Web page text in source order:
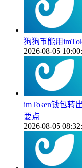
狗狗币能用
2026-08-05
imToken钱包转
要点
2026-08-05